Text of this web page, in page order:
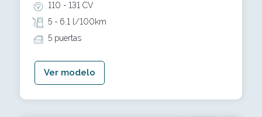
110 - 131 CV
5 - 6.1 l/100km
5 puertas
Ver modelo